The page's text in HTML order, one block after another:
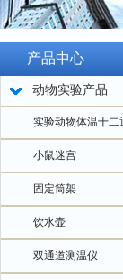
产品中心
动物实验产品
实验动物体温十二
小鼠迷宫
固定筒架
饮水壶
双通道测温仪